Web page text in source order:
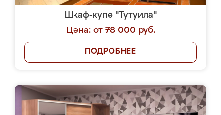
Шкаф-купе "Тутуила"
Цена: от 78 000 руб.
ПОДРОБНЕЕ